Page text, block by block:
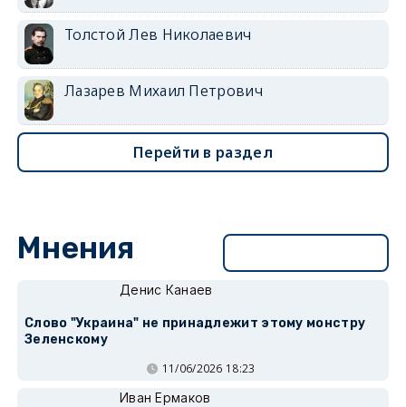
Толстой Лев Николаевич
Лазарев Михаил Петрович
Перейти в раздел
Мнения
Денис Канаев
Слово "Украина" не принадлежит этому монстру
Зеленскому
11/06/2026 18:23
Иван Ермаков